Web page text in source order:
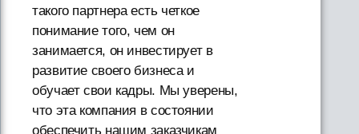
такого партнера есть четкое
понимание того, чем он
занимается, он инвестирует в
развитие своего бизнеса и
обучает свои кадры. Мы уверены,
что эта компания в состоянии
обеспечить нашим заказчикам